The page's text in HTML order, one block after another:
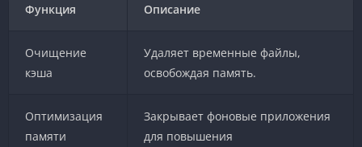
Функция Описание
Очищение
кэша
Удаляет временные файлы,
освобождая память.
Оптимизация
памяти
Закрывает фоновые приложения
для повышения